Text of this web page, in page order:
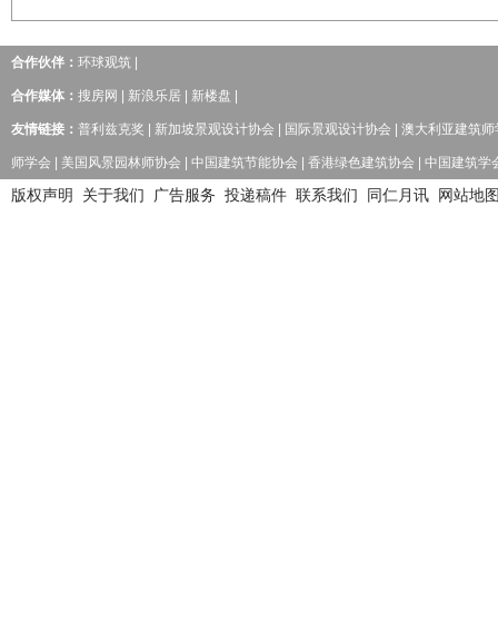
合作伙伴： 环球观筑
合作媒体： 搜房网 新浪乐居 新楼盘
友情链接： 普利兹克奖 新加坡景观设计协会 国际景观设计协会 澳大利亚建筑师
师学会 美国风景园林师协会 中国建筑节能协会 香港绿色建筑协会 中国建筑学
版权声明 关于我们 广告服务 投递稿件 联系我们 同仁月讯 网站地